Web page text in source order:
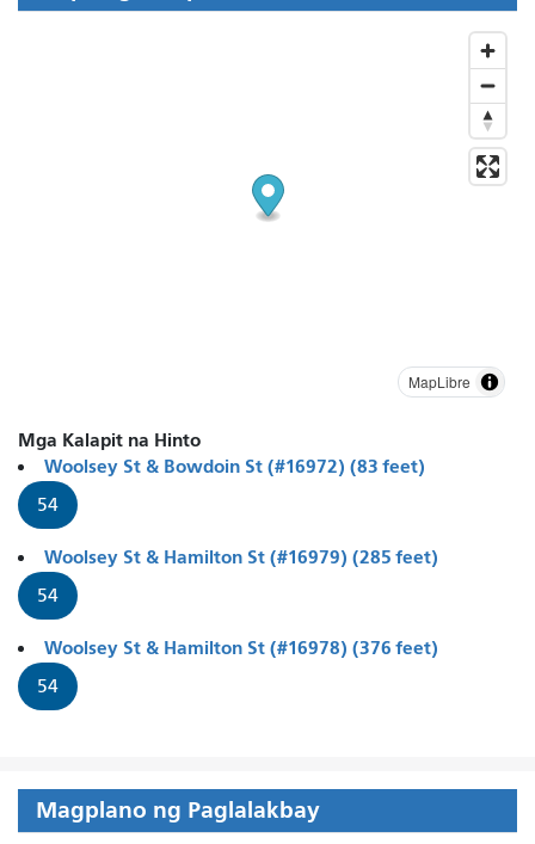
MapLibre
Mga Kalapit na Hinto
Woolsey St & Bowdoin St (#16972) (83 feet)
54
Woolsey St & Hamilton St (#16979) (285 feet)
54
Woolsey St & Hamilton St (#16978) (376 feet)
54
Magplano ng Paglalakbay